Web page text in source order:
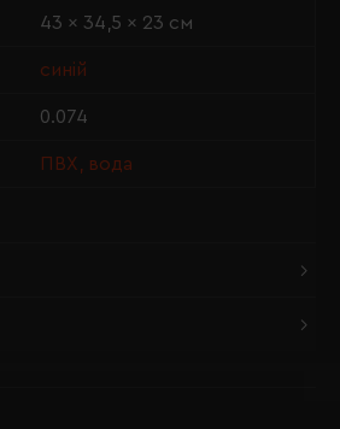
43 x 34,5 x 23 см
синій
0.074
ПВХ, вода